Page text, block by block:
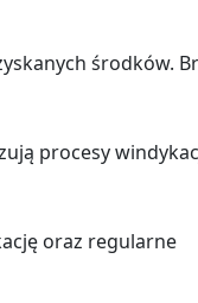
środków.
procesy
oraz regularne